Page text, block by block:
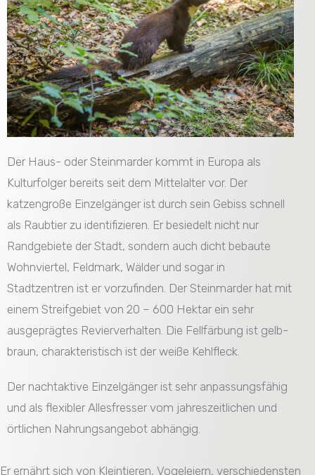
Der Haus- oder Steinmarder kommt in Europa als
Kulturfolger bereits seit dem Mittelalter vor. Der
katzengroße Einzelgänger ist durch sein Gebiss schnell
als Raubtier zu identifizieren. Er besiedelt nicht nur
Randgebiete der Stadt, sondern auch dicht bebaute
Wohnviertel, Feldmark, Wälder und sogar in
Stadtzentren ist er vorzufinden. Der Steinmarder hat mit
einem Streifgebiet von 20 – 600 Hektar ein sehr
ausgeprägtes Revierverhalten. Die Fellfärbung ist gelb-
braun, charakteristisch ist der weiße Kehlfleck.
Der nachtaktive Einzelgänger ist sehr anpassungsfähig
und als flexibler Allesfresser vom jahreszeitlichen und
örtlichen Nahrungsangebot abhängig.
Er ernährt sich von Kleintieren, Vogeleiern, verschiedensten